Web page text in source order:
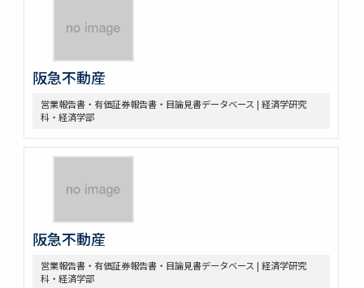
阪急不動産
営業報告書・有価証券報告書・目論見書データベース | 経済学研究
科・経済学部
阪急不動産
営業報告書・有価証券報告書・目論見書データベース | 経済学研究
科・経済学部